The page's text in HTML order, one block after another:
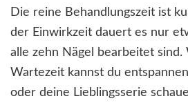
Die reine Behandlungszeit ist
der Einwirkzeit dauert es nur
alle zehn Nägel bearbeitet sind.
Wartezeit kannst du
oder deine Lieblingsserie